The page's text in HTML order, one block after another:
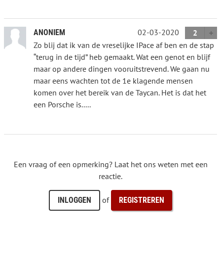
ANONIEM 02-03-2020
2
Zo blij dat ik van de vreselijke IPace af ben en de stap
“terug in de tijd” heb gemaakt. Wat een genot en blijf
maar op andere dingen vooruitstrevend. We gaan nu
maar eens wachten tot de 1e klagende mensen
komen over het bereik van de Taycan. Het is dat het
een Porsche is.....
Een vraag of een opmerking? Laat het ons weten met een
reactie.
INLOGGEN of REGISTREREN